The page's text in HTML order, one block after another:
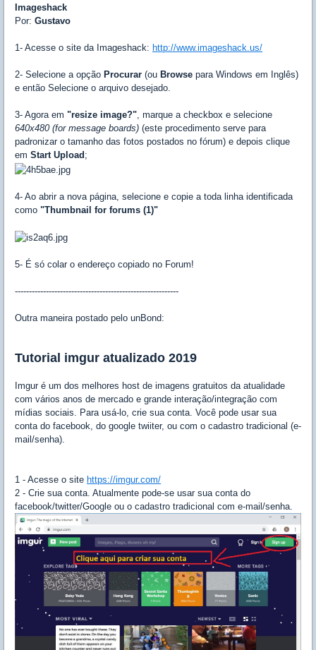
Imageshack
Por: Gustavo
1- Acesse o site da Imageshack: http://www.imageshack.us/
2- Selecione a opção Procurar (ou Browse para Windows em Inglês)
e então Selecione o arquivo desejado.
3- Agora em "resize image?", marque a checkbox e selecione
640x480 (for message boards) (este procedimento serve para
padronizar o tamanho das fotos postados no fórum) e depois clique
em Start Upload ;
4- Ao abrir a nova página, selecione e copie a toda linha identificada
como "Thumbnail for forums (1)"
5- É só colar o endereço copiado no Forum!
----------------------------------------------------------
Outra maneira postado pelo unBond:
Tutorial imgur atualizado 2019
Imgur é um dos melhores host de imagens gratuitos da atualidade
com vários anos de mercado e grande interação/integração com
mídias sociais. Para usá-lo, crie sua conta. Você pode usar sua
conta do facebook, do google twiiter, ou com o cadastro tradicional (e-
mail/senha).
1 - Acesse o site https://imgur.com/
2 - Crie sua conta. Atualmente pode-se usar sua conta do
facebook/twitter/Google ou o cadastro tradicional com e-mail/senha.